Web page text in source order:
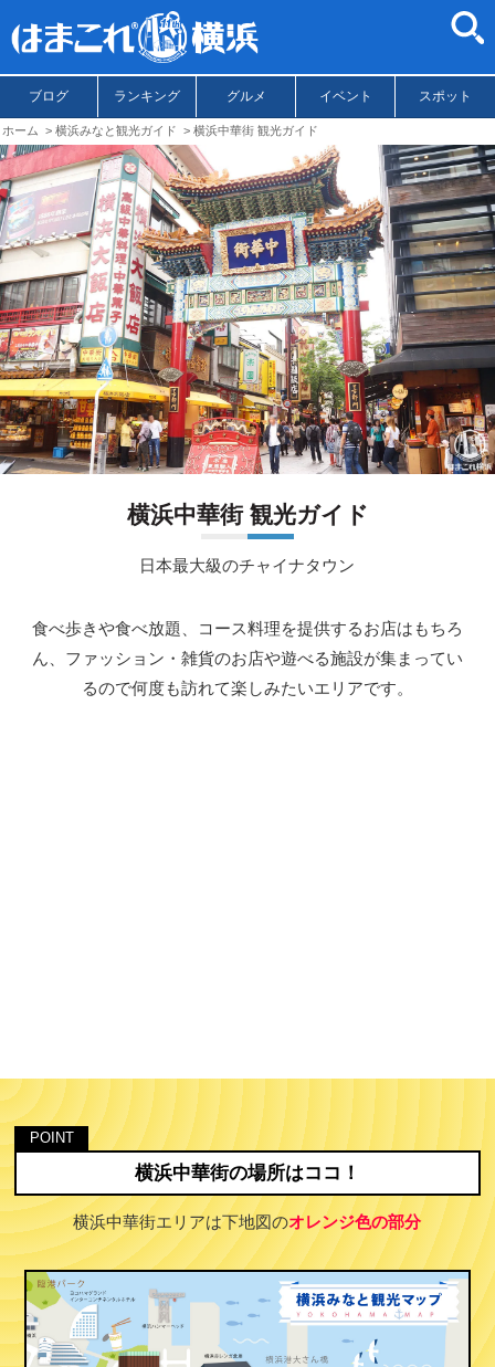
ブログ ランキング グルメ イベント スポット
ホーム 横浜みなと観光ガイド 横浜中華街 観光ガイド
横浜中華街 観光ガイド
日本最大級のチャイナタウン
食べ歩きや食べ放題、コース料理を提供するお店はもちろ
ん、ファッション・雑貨のお店や遊べる施設が集まってい
るので何度も訪れて楽しみたいエリアです。
横浜中華街の場所はココ！
横浜中華街エリアは下地図のオレンジ色の部分